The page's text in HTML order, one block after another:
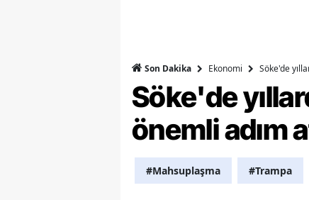
Son Dakika Ekonomi Söke'de
Söke'de
önemli adım
#Mahsuplaşma #Trampa